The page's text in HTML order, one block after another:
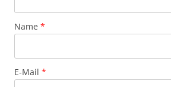
Name *
E-Mail *